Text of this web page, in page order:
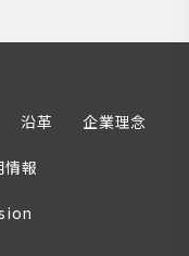
沿革 企業理念
情報